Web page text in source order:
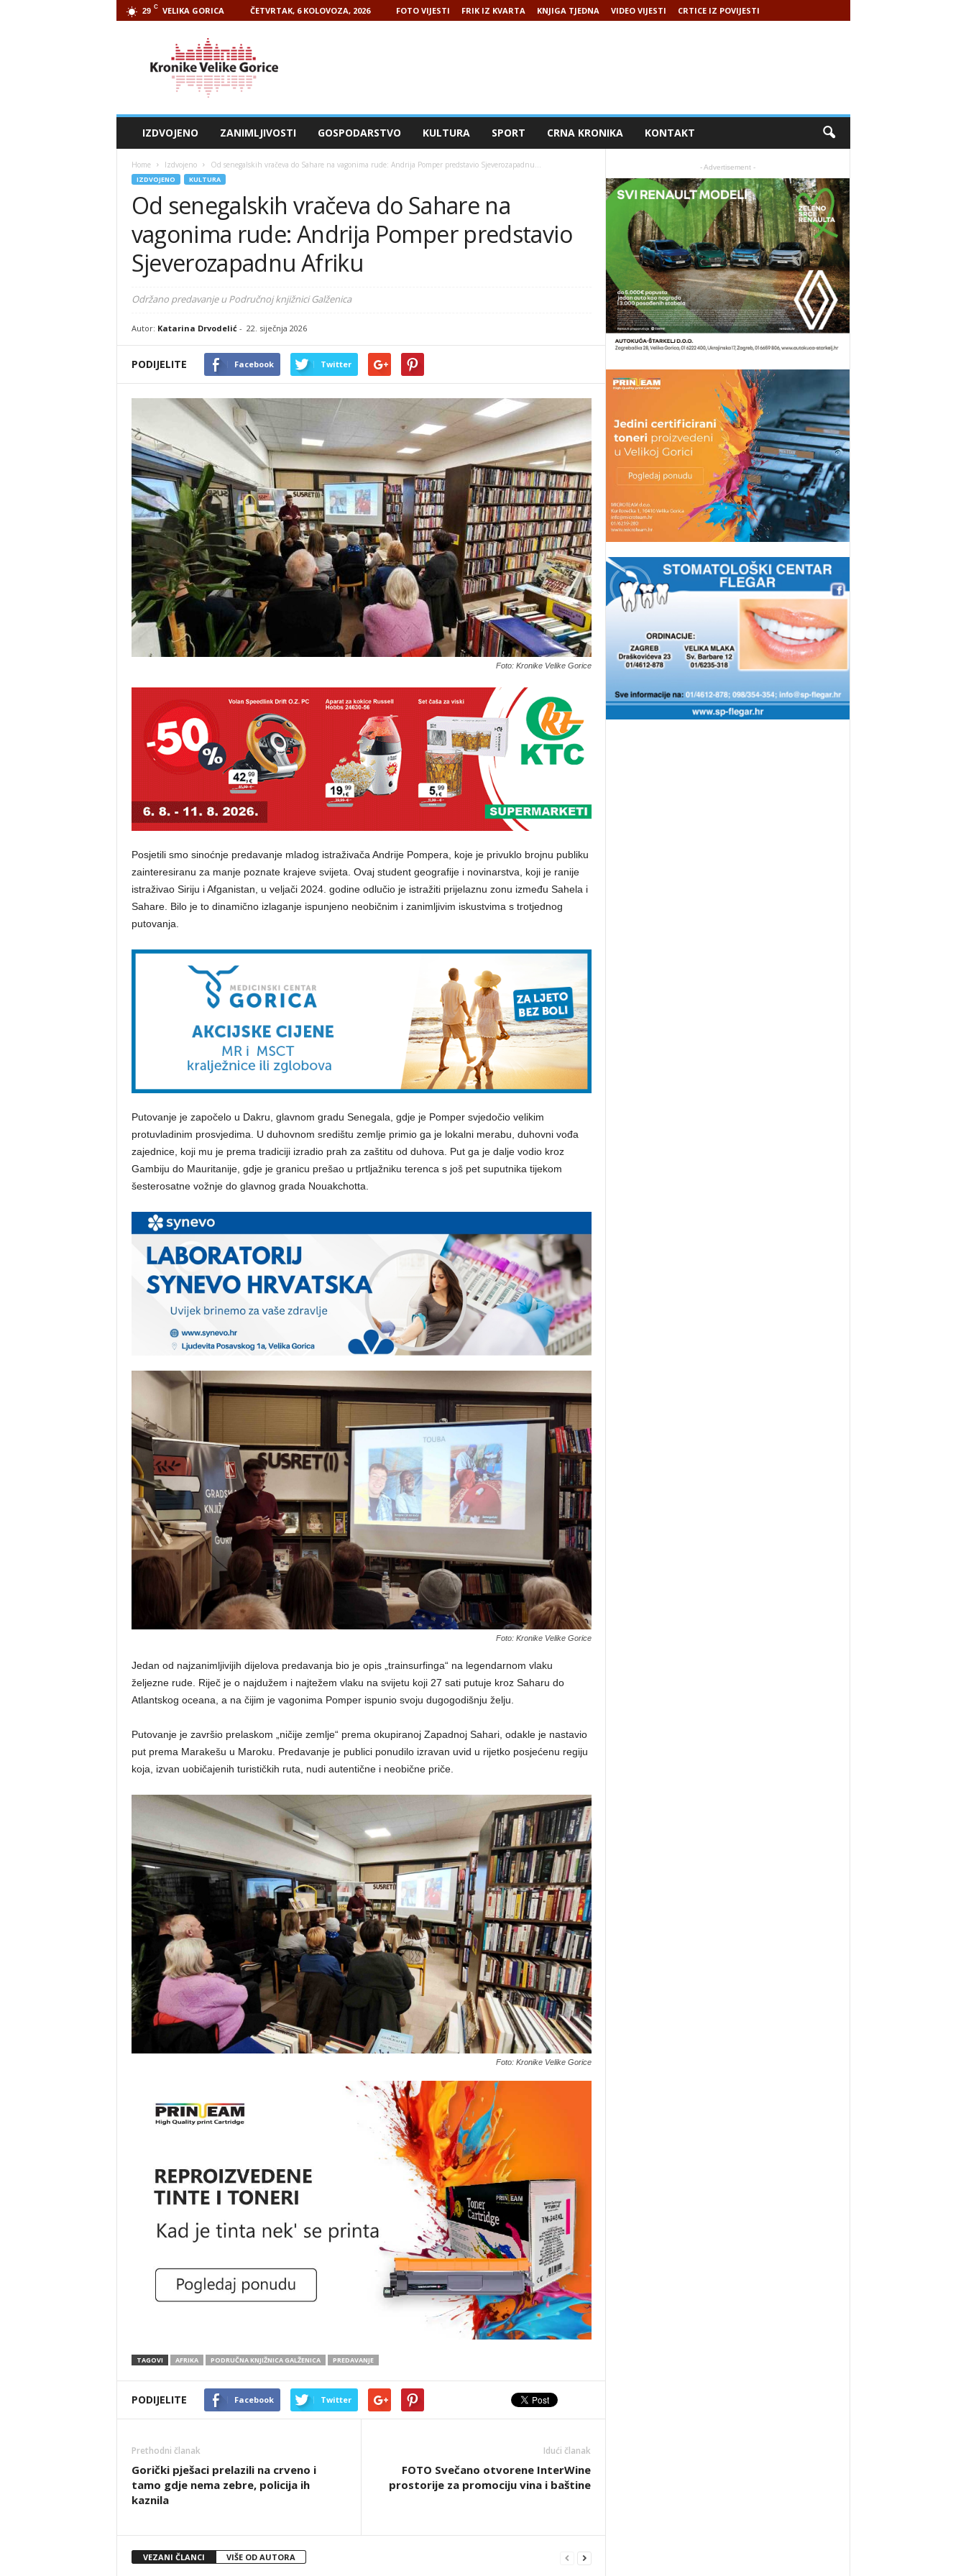
29 C VELIKA GORICA ČETVRTAK, 6 KOLOVOZA, 2026 FOTO VIJESTI FRIK IZ KVARTA KNJIGA TJEDNA VIDEO VIJESTI CRTICE IZ POVIJESTI
IZDVOJENO ZANIMLJIVOSTI GOSPODARSTVO KULTURA SPORT CRNA KRONIKA KONTAKT
Home Izdvojeno Od senegalskih vračeva do Sahare na vagonima rude: Andrija Pomper predstavio Sjeverozapadnu...
IZDVOJENO KULTURA
Od senegalskih vračeva do Sahare na
vagonima rude: Andrija Pomper predstavio
Sjeverozapadnu Afriku
Održano predavanje u Područnoj knjižnici Galženica
Autor: Katarina Drvodelić- 22. siječnja 2026
PODIJELITE Facebook Twitter
Foto: Kronike Velike Gorice
Posjetili smo sinoćnje predavanje mladog istraživača Andrije Pompera, koje je privuklo brojnu publiku
zainteresiranu za manje poznate krajeve svijeta. Ovaj student geografije i novinarstva, koji je ranije
istraživao Siriju i Afganistan, u veljači 2024. godine odlučio je istražiti prijelaznu zonu između Sahela i
Sahare. Bilo je to dinamično izlaganje ispunjeno neobičnim i zanimljivim iskustvima s trotjednog
putovanja.
Putovanje je započelo u Dakru, glavnom gradu Senegala, gdje je Pomper svjedočio velikim
protuvladinim prosvjedima. U duhovnom središtu zemlje primio ga je lokalni merabu, duhovni vođa
zajednice, koji mu je prema tradiciji izradio prah za zaštitu od duhova. Put ga je dalje vodio kroz
Gambiju do Mauritanije, gdje je granicu prešao u prtljažniku terenca s još pet suputnika tijekom
šesterosatne vožnje do glavnog grada Nouakchotta.
Foto: Kronike Velike Gorice
Jedan od najzanimljivijih dijelova predavanja bio je opis „trainsurfinga“ na legendarnom vlaku
željezne rude. Riječ je o najdužem i najtežem vlaku na svijetu koji 27 sati putuje kroz Saharu do
Atlantskog oceana, a na čijim je vagonima Pomper ispunio svoju dugogodišnju želju.
Putovanje je završio prelaskom „ničije zemlje“ prema okupiranoj Zapadnoj Sahari, odakle je nastavio
put prema Marakešu u Maroku. Predavanje je publici ponudilo izravan uvid u rijetko posjećenu regiju
koja, izvan uobičajenih turističkih ruta, nudi autentične i neobične priče.
Foto: Kronike Velike Gorice
TAGOVI AFRIKA PODRUČNA KNJIŽNICA GALŽENICA PREDAVANJE
PODIJELITE Facebook Twitter
Prethodni članak
Gorički pješaci prelazili na crveno i
tamo gdje nema zebre, policija ih
kaznila
Idući članak
FOTO Svečano otvorene InterWine
prostorije za promociju vina i baštine
VEZANI ČLANCI VIŠE OD AUTORA
- Advertisement -